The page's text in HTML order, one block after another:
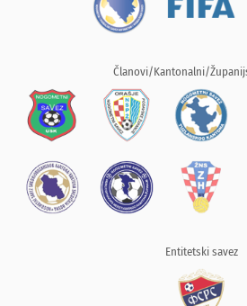
Članovi/Kantonalni/
Entitetski savez